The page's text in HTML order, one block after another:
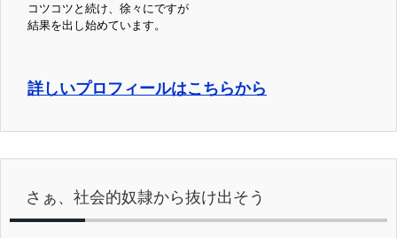
コツコツと続け、徐々にですが
結果を出し始めています。
詳しいプロフィールはこちらから
さぁ、社会的奴隷から抜け出そう